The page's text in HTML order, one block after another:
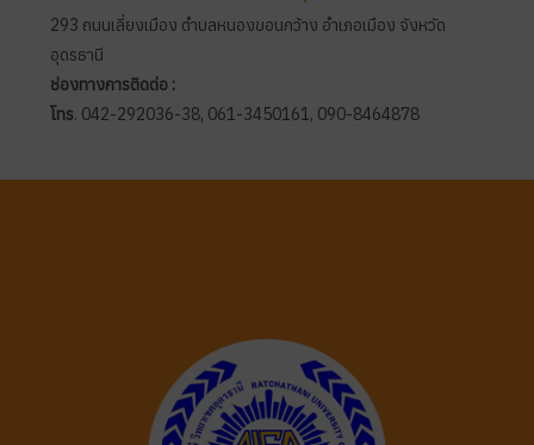
293 ถนนเลี่ยงเมือง ตำบลหนองขอนกว้าง อำเภอเมือง จังหวัด
อุดรธานี
ช่องทางการติดต่อ :
โทร. 042-292036-38, 061-3450161, 090-8464878